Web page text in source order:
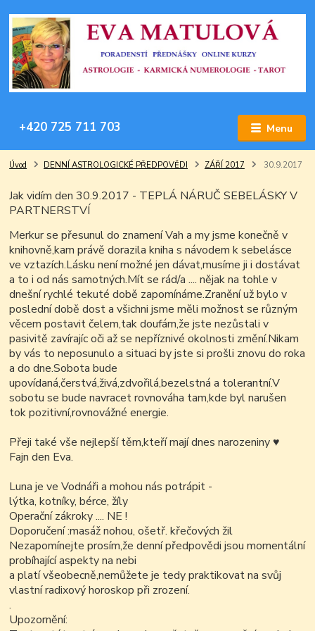
Menu
+420 725 711 703
Úvod DENNÍ ASTROLOGICKÉ PŘEDPOVĚDI ZÁŘÍ 2017 30.9.2017
Jak vidím den 30.9.2017 - TEPLÁ NÁRUČ SEBELÁSKY V
PARTNERSTVÍ
Merkur se přesunul do znamení Vah a my jsme konečně v
knihovně,kam právě dorazila kniha s návodem k sebelásce
ve vztazích.Lásku není možné jen dávat,musíme ji i dostávat
a to i od nás samotných.Mít se rád/a .... nějak na tohle v
dnešní rychlé tekuté době zapomínáme.Zranění už bylo v
poslední době dost a všichni jsme měli možnost se různým
věcem postavit čelem,tak doufám,že jste nezůstali v
pasivitě zavírajíc oči až se nepříznivé okolnosti změní.Nikam
by vás to neposunulo a situaci by jste si prošli znovu do roka
a do dne.Sobota bude
upovídaná,čerstvá,živá,zdvořilá,bezelstná a tolerantní.V
sobotu se bude navracet rovnováha tam,kde byl narušen
tok pozitivní,rovnovážné energie.
Přeji také vše nejlepší těm,kteří mají dnes narozeniny♥
Fajn den Eva.
Luna je ve Vodnáři a mohou nás potrápit -
lýtka, kotníky, bérce, žíly
Operační zákroky .... NE !
Doporučení :masáž nohou, ošetř. křečových žil
Nezapomínejte prosím,že denní předpovědi jsou momentální
probíhající aspekty na nebi
a platí všeobecně,nemůžete je tedy praktikovat na svůj
vlastní radixový horoskop při zrození.
.
Upozornění: